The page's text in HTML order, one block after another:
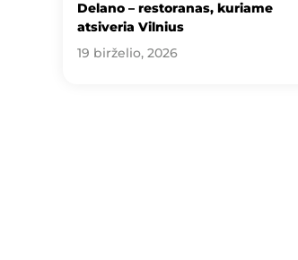
Delano – restoranas, kuriame
atsiveria Vilnius
19 birželio, 2026